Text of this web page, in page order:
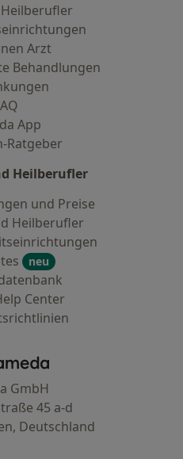
Arzt
Behandlungen
App
Ratgeber
Heilberufler
und Preise
Heilberufler
neu
Center
Jameda - Startseite
GmbH
45 a-d
Deutschland